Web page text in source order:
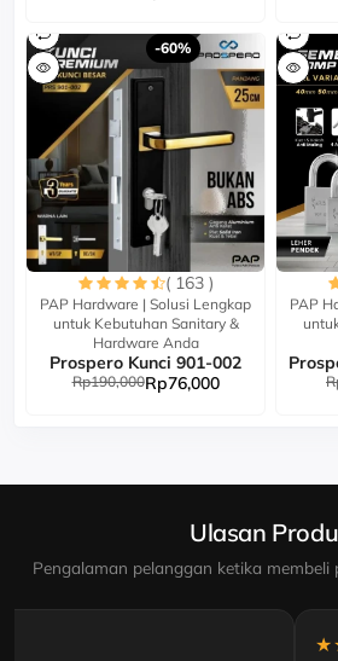
-60%
( 163 )
PAP Hardware | Solusi Lengkap
untuk Kebutuhan Sanitary &
Hardware Anda
Prospero Kunci 901-002
Rp190,000Rp76,000
PAP
Ulasan
Pengalaman pelanggan ketika membeli